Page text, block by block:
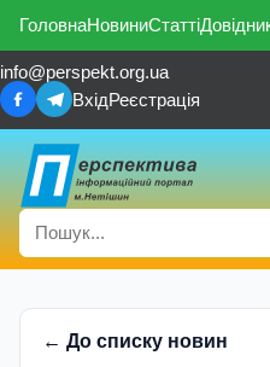
ГоловнаНовиниСтатті
info@perspekt.org.ua
ВхідРеєстрація
← До списку новин